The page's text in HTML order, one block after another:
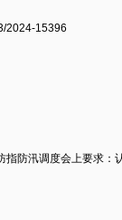
2024-15396
指防汛调度会上要求